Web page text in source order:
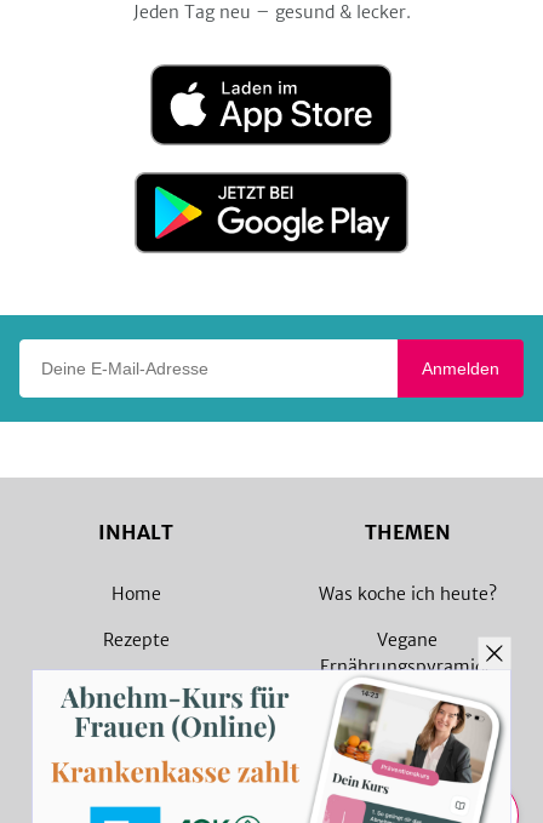
Jeden Tag neu – gesund & lecker.
Laden
im
App
Jetzt
Google
Anmelden
INHALT
Home
Rezepte
Magazin
Sammlungen
Rezept Suche
THEMEN
Was koche ich heute?
Vegane
Ernährungspyramide
Vegane Rezepte
Vegetarische Rezepte